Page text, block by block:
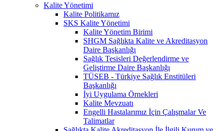
Kalite Yönetimi
Kalite Politikamız
SKS Kalite Yönetimi
Kalite Yönetim Birimi
SHGM Sağlıkta Kalite ve Akreditasyon
Daire Başkanlığı
Sağlık Tesisleri Değerlendirme ve
Geliştirme Daire Başkanlığı
TÜSEB - Türkiye Sağlık Enstitüleri
Başkanlığı
İyi Uygulama Örnekleri
Kalite Mevzuatı
Engelli Hastalarımız İçin Çalışmalar Ve
Talimatlar